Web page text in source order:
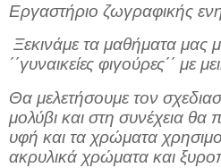
Εργαστήριο ζωγραφικής
Ξεκινάμε τα μαθήματα μας
΄΄γυναικείες φιγούρες΄΄ με
Θα μελετήσουμε τον
μολύβι και στη συνέχεια θα
υφή και τα χρώματα
ακρυλικά χρώματα και